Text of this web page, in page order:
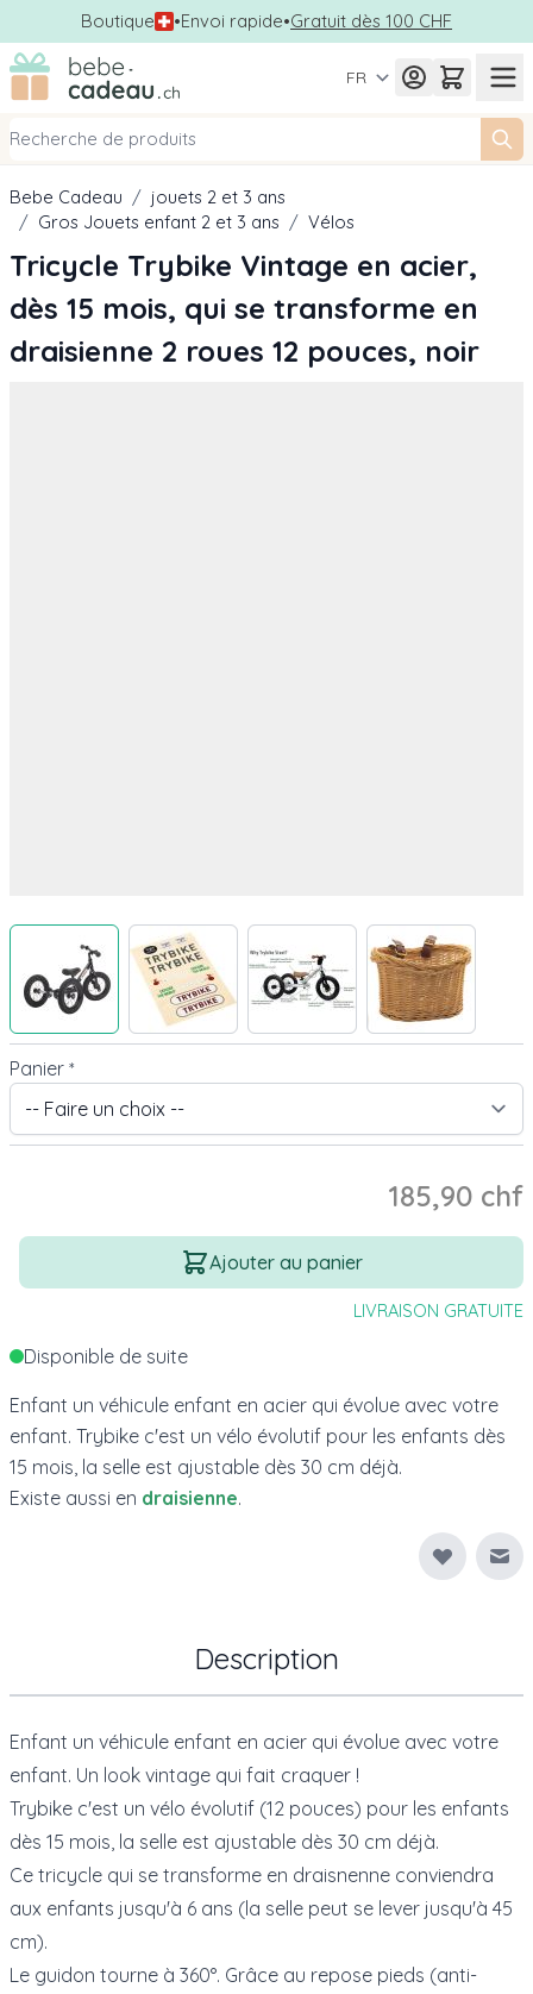
Boutique •Envoi rapide•Gratuit dès 100 CHF
Allez au contenu
FR
Bebe Cadeau / jouets 2 et 3 ans
/ Gros Jouets enfant 2 et 3 ans / Vélos
Tricycle Trybike Vintage en acier,
dès 15 mois, qui se transforme en
draisienne 2 roues 12 pouces, noir
View larger imageView larger imageView larger imageView larger
Panier *
185,90 chf
Quantité
Ajouter au panier
LIVRAISON GRATUITE
Disponible de suite
Enfant un véhicule enfant en acier qui évolue avec votre
enfant. Trybike c'est un vélo évolutif pour les enfants dès
15 mois, la selle est ajustable dès 30 cm déjà.
Existe aussi en draisienne.
Description
Enfant un véhicule enfant en acier qui évolue avec votre
enfant. Un look vintage qui fait craquer !
Trybike c'est un vélo évolutif (12 pouces) pour les enfants
dès 15 mois, la selle est ajustable dès 30 cm déjà.
Ce tricycle qui se transforme en draisnenne conviendra
aux enfants jusqu'à 6 ans (la selle peut se lever jusqu'à 45
cm).
Le guidon tourne à 360°. Grâce au repose pieds (anti-